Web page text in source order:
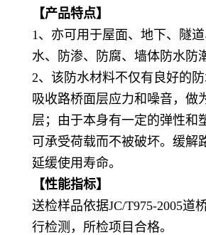
【产品特点】
1、亦可用于屋面、地下、隧
水、防渗、防腐、墙体防水防
2、该防水材料不仅有良好的
吸收路桥面层应力和噪音，做
层；由于本身有一定的弹性和
可承受荷载而不被破坏。缓解
延缓使用寿命。
【性能指标】
送检样品依据JC/T975-2005道
行检测，所检项目合格。